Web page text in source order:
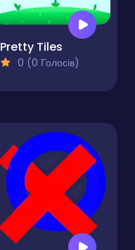
Pretty Tiles
0 (0 Голосів)